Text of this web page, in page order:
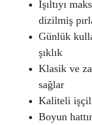
Işıltıyı
dizilmiş
Günlük
şıklık
Klasik ve
sağlar
Kaliteli
Boyun